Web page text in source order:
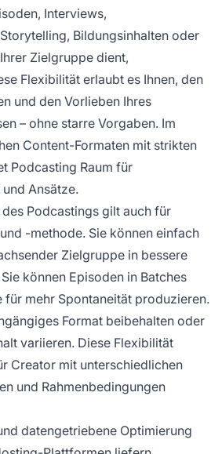
Interviews,
Bildungsinhalten oder
Zielgruppe dient,
Flexibilität erlaubt es Ihnen, den
und den Vorlieben Ihres
– ohne starre Vorgaben. Im
Content-Formaten mit strikten
Podcasting Raum für
Ansätze.
Podcastings gilt auch für
-methode. Sie können einfach
Zielgruppe in bessere
können Episoden in Batches
für mehr Spontaneität produzieren.
Format beibehalten oder
variieren. Diese Flexibilität
Creator mit unterschiedlichen
und Rahmenbedingungen
datengetriebene Optimierung